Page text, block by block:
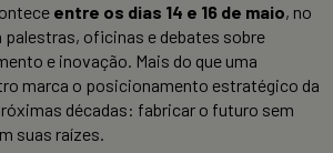
entre os dias 14 e 16 de maio, no
palestras, oficinas e debates sobre
e inovação. Mais do que uma
marca o posicionamento estratégico da
décadas: fabricar o futuro sem
suas raízes.